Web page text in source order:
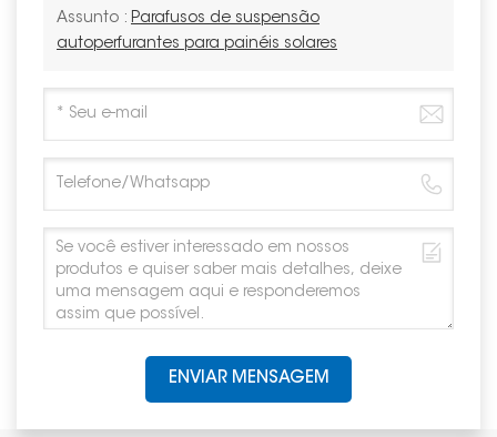
Assunto : Parafusos de suspensão
autoperfurantes para painéis solares
ENVIAR MENSAGEM